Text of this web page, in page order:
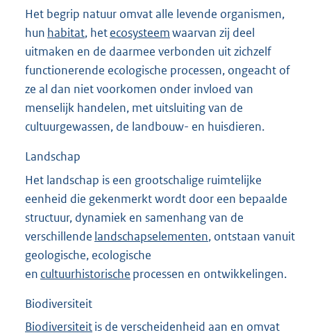
Het begrip natuur omvat alle levende organismen,
hun habitat, hetecosysteemwaarvan zij deel
uitmaken en de daarmee verbonden uit zichzelf
functionerende ecologische processen, ongeacht of
ze al dan niet voorkomen onder invloed van
menselijk handelen, met uitsluiting van de
cultuurgewassen, de landbouw- en huisdieren.
Landschap
Het landschap is een grootschalige ruimtelijke
eenheid die gekenmerkt wordt door een bepaalde
structuur, dynamiek en samenhang van de
verschillende landschapselementen, ontstaan vanuit
geologische, ecologische
en cultuurhistorische processen en ontwikkelingen.
Biodiversiteit
Biodiversiteitis de verscheidenheid aan en omvat